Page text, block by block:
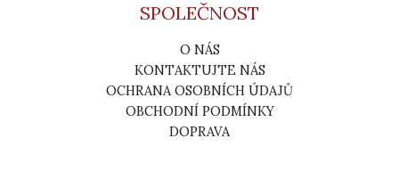
SPOLEČNOST
O NÁS
KONTAKTUJTE NÁS
OCHRANA OSOBNÍCH ÚDAJŮ
OBCHODNÍ PODMÍNKY
DOPRAVA